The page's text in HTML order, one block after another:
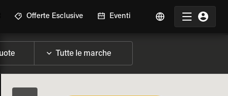
Offerte Esclusive Eventi